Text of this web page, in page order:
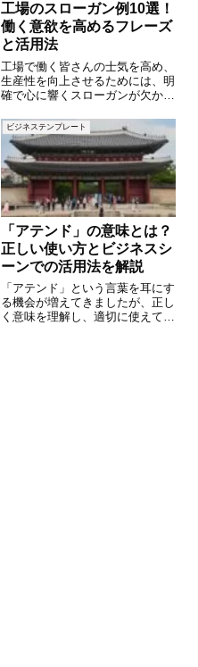
工場のスローガン例10選！
働く意欲を高めるフレーズ
と活用法
工場で働く皆さんの士気を高め、
生産性を向上させるためには、明
確で心に響くスローガンが欠かせ
目標意識を共有し、チームとして
一体感を持つための大切なツール
です。本記事では、工場に適した
スローガンの例を10個紹介し、
ビジネステンプレート
「アテンド」の意味とは？
正しい使い方とビジネスシ
ーンでの活用法を解説
「アテンド」という言葉を耳にす
る機会が増えてきましたが、正し
く意味を理解し、適切に使えてい